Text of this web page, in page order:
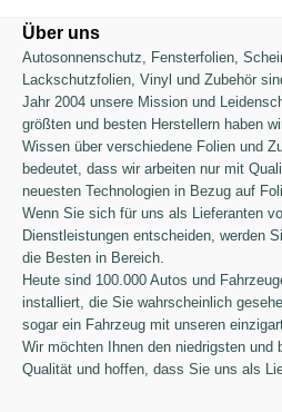
Über uns
Autosonnenschutz, Fensterfolien,
Lackschutzfolien, Vinyl und Zubehör
Jahr 2004 unsere Mission und
größten und besten Herstellern haben
Wissen über verschiedene Folien und
bedeutet, dass wir arbeiten nur mit
neuesten Technologien in Bezug auf
Wenn Sie sich für uns als Lieferanten
Dienstleistungen entscheiden, werden
die Besten in Bereich.
Heute sind 100.000 Autos und
installiert, die Sie wahrscheinlich
sogar ein Fahrzeug mit unseren
Wir möchten Ihnen den niedrigsten und
Qualität und hoffen, dass Sie uns als